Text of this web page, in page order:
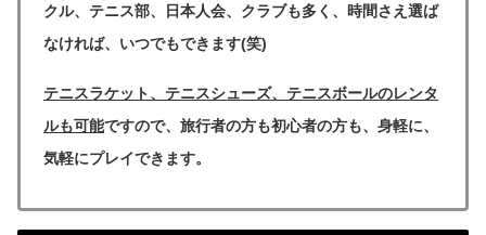
クル、テニス部、日本人会、クラブも多く、時間さえ選ば
なければ、いつでもできます(笑)
テニスラケット、テニスシューズ、テニスボールのレンタ
ルも可能ですので、 旅行者の方も初心者の方も、身軽に、
気軽にプレイできます。